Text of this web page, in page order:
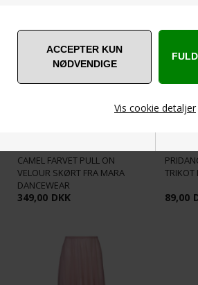
Vis cookie detaljer
Nødvendige
Funktionelle
CAMEL FARVET PULL ON
VELOUR SKØRT FRA MARA
DANCEWEAR
349,00 DKK
TRIKOT
89,00